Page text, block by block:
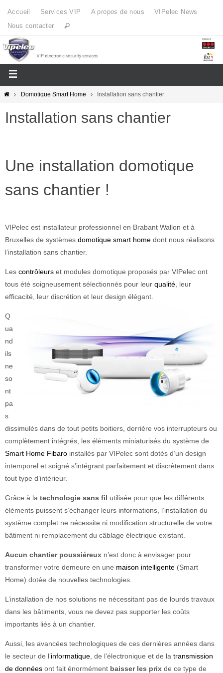
Accueil Services VIP A propos de nous
VIPelec News
Nous contacter
Domotique Smart Home Installation sans chantier
Installation sans chantier
Une installation domotique
sans chantier !
VIPelec est installateur professionnel en Brabant Wallon et à
Bruxelles de systèmes domotique smart home dont nous réalisons
l’installation sans chantier.
Les contrôleurs et modules domotique proposés par VIPelec ont
tous été soigneusement sélectionnés pour leur qualité , leur
efficacité, leur discrétion et leur design élégant.
Q
ua
nd
ils
ne
so
nt
pa
s
dissimulés dans de tout petits boitiers, derrière vos interrupteurs ou
complètement intégrés, les éléments miniaturisés du système de
Smart Home Fibaro installés par VIPelec sont dotés d’un design
intemporel et soigné s’intégrant parfaitement et discrètement dans
tout type d’intérieur.
Grâce à la technologie sans fil utilisée pour que les différents
éléments puissent s’échanger leurs informations, l’installation du
système complet ne nécessite ni modification structurelle de votre
bâtiment ni remplacement du câblage électrique existant.
Aucun chantier poussiéreux n’est donc à envisager pour
transformer votre demeure en une maison intelligente (Smart
Home) dotée de nouvelles technologies.
L’installation de nos solutions ne nécessitant pas de lourds travaux
dans les bâtiments, vous ne devez pas supporter les coûts
importants liés à un chantier.
Aussi, les avancées technologiques de ces dernières années dans
le secteur de l’informatique , de l’électronique et de la transmission
de données ont fait énormément baisser les prix de ce type de